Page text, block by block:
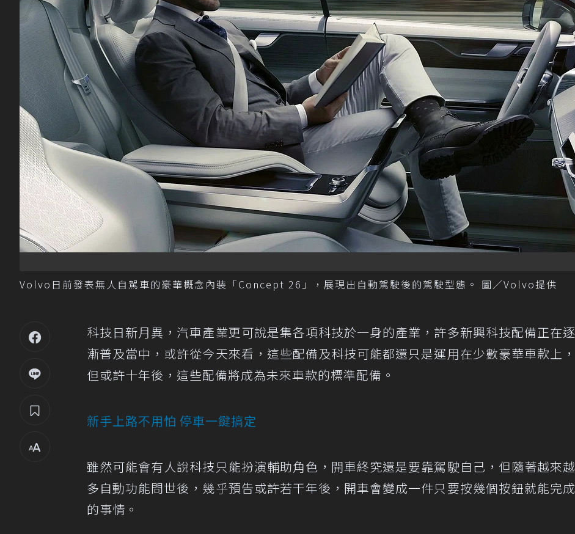
Volvo日前發表無人自駕車的豪華概念內裝「Concept 26」，展現出自動駕駛後的駕駛型態。 圖／Volvo提供
科技日新月異，汽車產業更可說是集各項科技於一身的產業，許多新興科技配備正在逐
漸普及當中，或許從今天來看，這些配備及科技可能都還只是運用在少數豪華車款上，
但或許十年後，這些配備將成為未來車款的標準配備。
新手上路不用怕 停車一鍵搞定
雖然可能會有人說科技只能扮演輔助角色，開車終究還是要靠駕駛自己，但隨著越來越
多自動功能問世後，幾乎預告或許若干年後，開車會變成一件只要按幾個按鈕就能完成
的事情。